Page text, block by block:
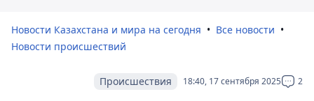
Новости Казахстана и мира на сегодня
Все новости
Новости происшествий
18:40, 17 сентября 2025 2
Происшествия